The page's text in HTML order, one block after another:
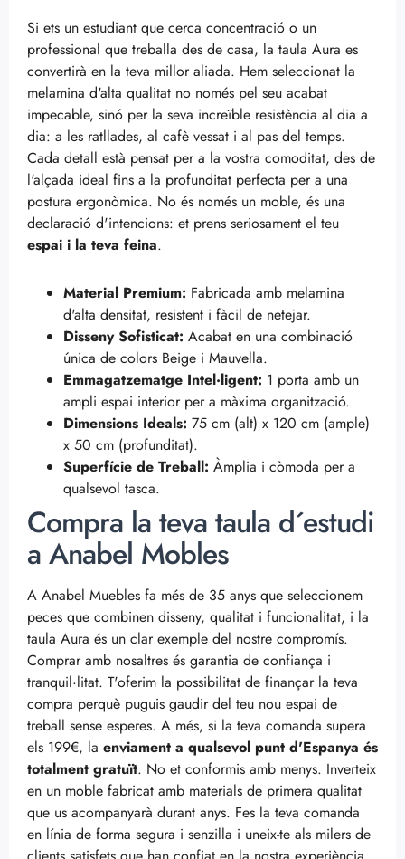
Si ets un estudiant que cerca concentració o un
professional que treballa des de casa, la taula Aura es
convertirà en la teva millor aliada. Hem seleccionat la
melamina d'alta qualitat no només pel seu acabat
impecable, sinó per la seva increïble resistència al dia a
dia: a les ratllades, al cafè vessat i al pas del temps.
Cada detall està pensat per a la vostra comoditat, des de
l'alçada ideal fins a la profunditat perfecta per a una
postura ergonòmica. No és només un moble, és una
declaració d'intencions: et prens seriosament el teu
espai i la teva feina.
Material Premium: Fabricada amb melamina
d'alta densitat, resistent i fàcil de netejar.
Disseny Sofisticat: Acabat en una combinació
única de colors Beige i Mauvella.
Emmagatzematge Intel·ligent: 1 porta amb un
ampli espai interior per a màxima organització.
Dimensions Ideals: 75 cm (alt) x 120 cm (ample)
x 50 cm (profunditat).
Superfície de Treball: Àmplia i còmoda per a
qualsevol tasca.
Compra la teva taula d´estudi
a Anabel Mobles
A Anabel Muebles fa més de 35 anys que seleccionem
peces que combinen disseny, qualitat i funcionalitat, i la
taula Aura és un clar exemple del nostre compromís.
Comprar amb nosaltres és garantia de confiança i
tranquil·litat. T'oferim la possibilitat de finançar la teva
compra perquè puguis gaudir del teu nou espai de
treball sense esperes. A més, si la teva comanda supera
els 199€, la enviament a qualsevol punt d'Espanya és
totalment gratuït. No et conformis amb menys. Inverteix
en un moble fabricat amb materials de primera qualitat
que us acompanyarà durant anys. Fes la teva comanda
en línia de forma segura i senzilla i uneix-te als milers de